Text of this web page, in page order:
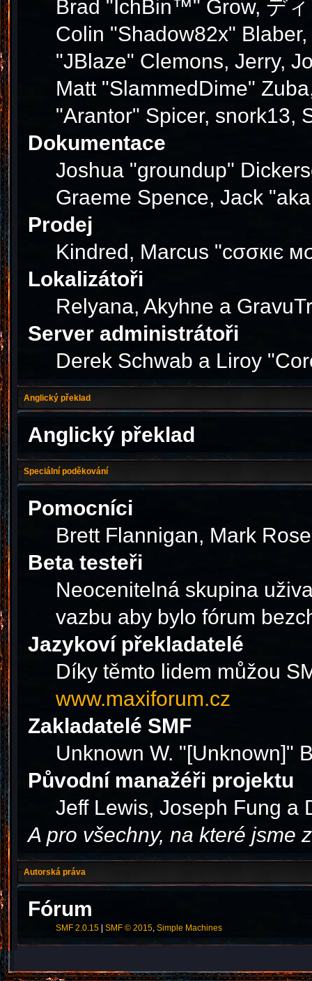
Brad "IchBin™" Grow, デ
Colin "Shadow82x"
"JBlaze" Clemons, Jerry,
Matt "SlammedDime"
"Arantor" Spicer, snork13,
Dokumentace
Joshua "groundup"
Graeme Spence, Jack
Prodej
Kindred, Marcus "cσσкιє
Lokalizátoři
Relyana, Akyhne a
Server administrátoři
Derek Schwab a Liroy
Anglický překlad
Anglický překlad
Speciální poděkování
Pomocníci
Brett Flannigan, Mark
Beta testeři
Neocenitelná skupina
vazbu aby bylo fórum
Jazykoví překladatelé
Díky těmto lidem můžou
www.maxiforum.cz
Zakladatelé SMF
Unknown W. "[Unknown]"
Původní manažéři projektu
Jeff Lewis, Joseph Fung a
A pro všechny, na které jsme
Autorská práva
Fórum
SMF 2.0.15| SMF © 2015, Simple Machines